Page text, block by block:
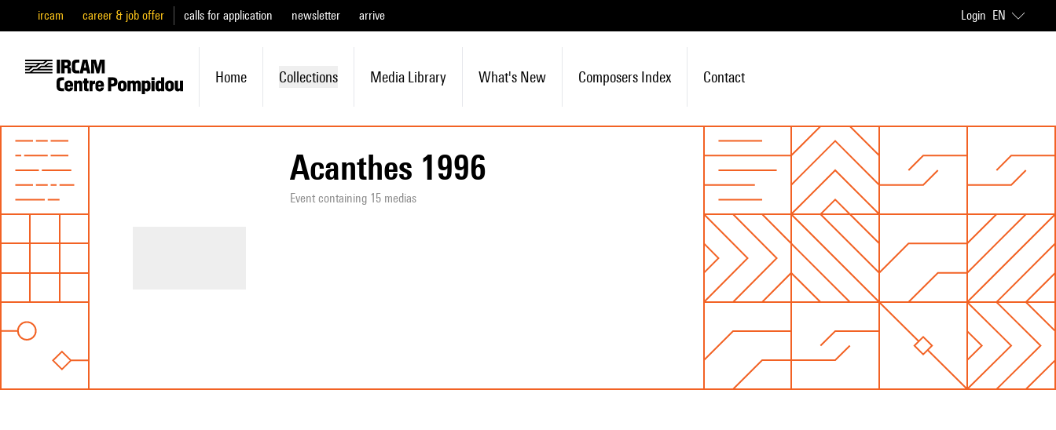
ircam career & job offer calls for application newsletter arrive Login EN
Home Collections Media Library What's New Composers Index Contact
Acanthes 1996
Event containing 15 medias